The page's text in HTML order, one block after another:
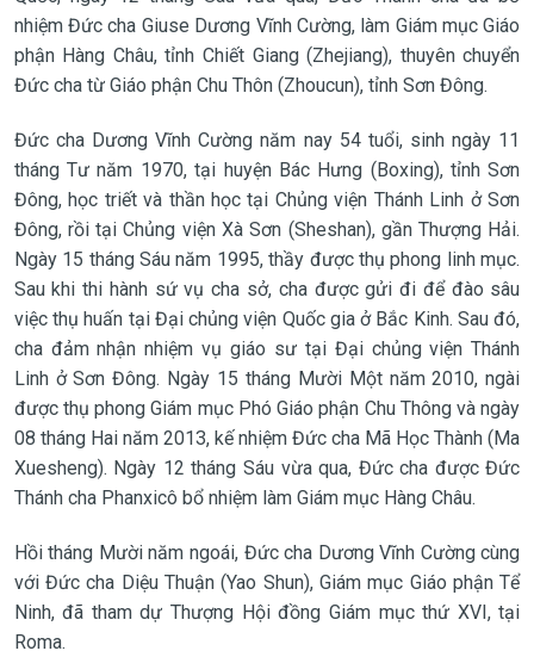
nhiệm Đức cha Giuse Dương Vĩnh Cường, làm Giám mục Giáo
phận Hàng Châu, tỉnh Chiết Giang (Zhejiang), thuyên chuyển
Đức cha từ Giáo phận Chu Thôn (Zhoucun), tỉnh Sơn Đông.
Đức cha Dương Vĩnh Cường năm nay 54 tuổi, sinh ngày 11
tháng Tư năm 1970, tại huyện Bác Hưng (Boxing), tỉnh Sơn
Đông, học triết và thần học tại Chủng viện Thánh Linh ở Sơn
Đông, rồi tại Chủng viện Xà Sơn (Sheshan), gần Thượng Hải.
Ngày 15 tháng Sáu năm 1995, thầy được thụ phong linh mục.
Sau khi thi hành sứ vụ cha sở, cha được gửi đi để đào sâu
việc thụ huấn tại Đại chủng viện Quốc gia ở Bắc Kinh. Sau đó,
cha đảm nhận nhiệm vụ giáo sư tại Đại chủng viện Thánh
Linh ở Sơn Đông. Ngày 15 tháng Mười Một năm 2010, ngài
được thụ phong Giám mục Phó Giáo phận Chu Thông và ngày
08 tháng Hai năm 2013, kế nhiệm Đức cha Mã Học Thành (Ma
Xuesheng). Ngày 12 tháng Sáu vừa qua, Đức cha được Đức
Thánh cha Phanxicô bổ nhiệm làm Giám mục Hàng Châu.
Hồi tháng Mười năm ngoái, Đức cha Dương Vĩnh Cường cùng
với Đức cha Diệu Thuận (Yao Shun), Giám mục Giáo phận Tể
Ninh, đã tham dự Thượng Hội đồng Giám mục thứ XVI, tại
Roma.